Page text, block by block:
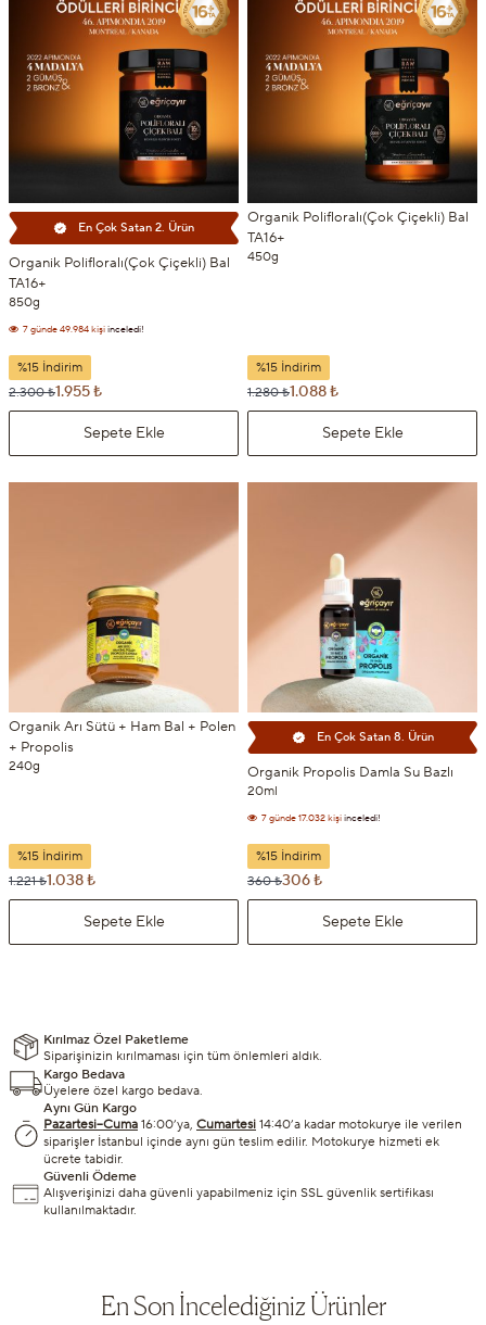
En Çok Satan 2. Ürün
Organik Polifloralı(Çok Çiçekli) Bal
TA16+
850g
7 günde
7 günde4.568 kişisepetine ekledi!
%15 İndirim
2.300 ₺1.955 ₺
Sepete Ekle
Organik Polifloralı(Çok Çiçekli) Bal
TA16+
450g
%15 İndirim
1.280 ₺1.088 ₺
Sepete Ekle
Organik Arı Sütü + Ham Bal + Polen
+ Propolis
240g
%15 İndirim
1.221 ₺1.038 ₺
Sepete Ekle
En Çok Satan 8. Ürün
Organik Propolis Damla Su Bazlı
20ml
7 günde
7 günde1.720 kişisepetine ekledi!
%15 İndirim
360 ₺306 ₺
Sepete Ekle
Kırılmaz Özel Paketleme
Siparişinizin kırılmaması için tüm önlemleri aldık.
Kargo Bedava
Üyelere özel kargo bedava.
Aynı Gün Kargo
Pazartesi–Cuma 16:00’ya, Cumartesi 14:40’a kadar motokurye ile verilen
siparişler İstanbul içinde aynı gün teslim edilir. Motokurye hizmeti ek
ücrete tabidir.
Güvenli Ödeme
Alışverişinizi daha güvenli yapabilmeniz için SSL güvenlik sertifikası
kullanılmaktadır.
En Son İncelediğiniz Ürünler